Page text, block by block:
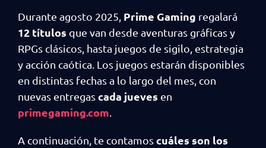
Durante agosto 2025, Prime Gaming regalará
12 títulos que van desde aventuras gráficas y
RPGs clásicos, hasta juegos de sigilo, estrategia
y acción caótica. Los juegos estarán disponibles
en distintas fechas a lo largo del mes, con
nuevas entregascada jueves en
primegaming.com
A continuación, te contamoscuáles son los